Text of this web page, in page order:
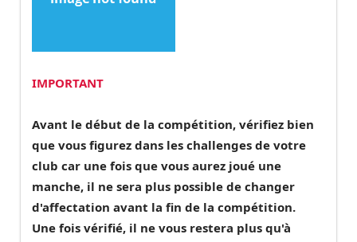
IMPORTANT
Avant le début de la compétition, vérifiez bien
que vous figurez dans les challenges de votre
club car une fois que vous aurez joué une
manche, il ne sera plus possible de changer
d'affectation avant la fin de la compétition.
Une fois vérifié, il ne vous restera plus qu'à